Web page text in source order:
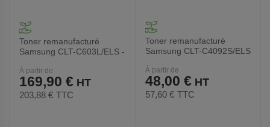
Toner remanufacturé
Samsung CLT-C603L/ELS -
À partir de
169,90 €
203,88 € TTC
Toner remanufacturé
Samsung CLT-C4092S/ELS
À partir de
48,00 €
57,60 € TTC